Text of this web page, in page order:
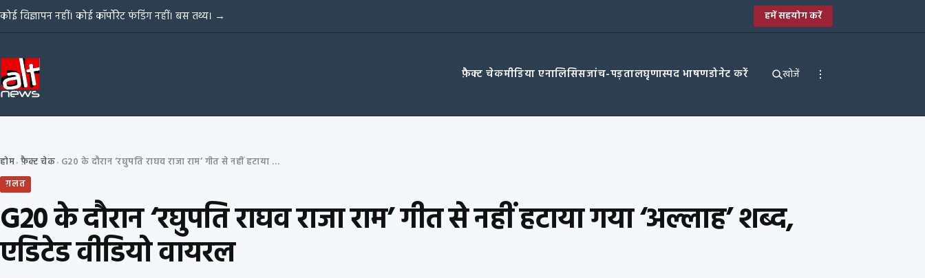
Skip to content
कोई विज्ञापन नहीं। कोई कॉर्पोरेट फंडिंग नहीं। बस तथ्य। → हमें सहयोग करें
फ़ैक्ट चेकमीडिया एनालिसिसजांच-पड़तालघृणास्पद भाषणडोनेट करें खोजें
होम› फ़ैक्ट चेक›
G20 के दौरान ‘रघुपति राघव राजा राम’ गीत से नहीं हटाया गया ‘अल्लाह’ शब्द, एडिटेड वीडियो वायरल
ग़लत
G20 के दौरान ‘रघुपति राघव राजा राम’ गीत से नहीं हटाया गया ‘अल्लाह’ शब्द,
एडिटेड वीडियो वायरल